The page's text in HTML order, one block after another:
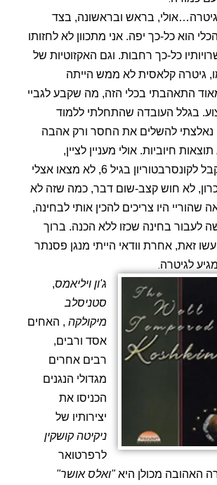
בראש ובראשונה, בצד
הוא כל-כך יפה. אני מתכוון לא לחזותו
כל-כך רחבות. וגם האקזוטיות של
גיטרה קלאסית לא ממש הייתה
התאהבתי בכלי הזה, מה שקבע לגביי
בגלל העובדה שהתחלתי ללמוד
נאלצתי להשלים את החסר ורק אהבה
חיוביות. אולי מעניין לציין,
שכשניסיתי להתקבל לקונסרבטוריון בגיל 6, לא מצאו אצלי
לא חוש קצב-שום דבר, כמה שזה לא
שהוריי היו צריכים להכין אותי לבחינה,
לעבור בחינה שכזו ללא הכנה. ברוך
זאת, אחרת וודאי הייתי מנגן פסנתר
לגיטרה.
ג'ון ויליאמס,
סטניסלב
מיקולקה , האחים
אסד ורבים,
רבים אחרים
מגדולי הנגנים
הכניסו את
יצירותיו של
ניקיטה קושקין
לרפרטואר
האהובה מכולן היא"ואלס אושר"